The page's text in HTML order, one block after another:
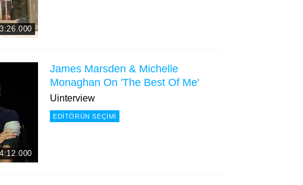
James Marsden & Michelle
Monaghan On 'The Best Of Me'
Uinterview
EDITÖRÜN SEÇIMI